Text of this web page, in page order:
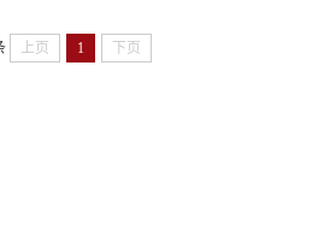
上页 1 下页